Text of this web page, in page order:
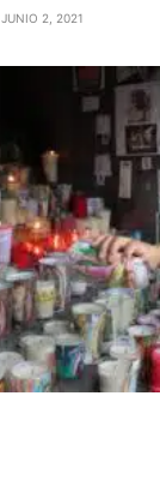
JUNIO 2, 2021